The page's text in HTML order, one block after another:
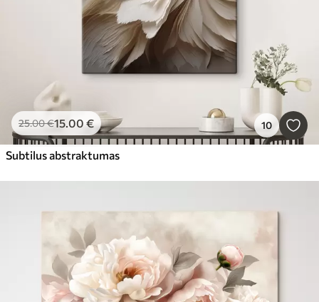
25.00€15.00 € 10
Subtilus abstraktumas